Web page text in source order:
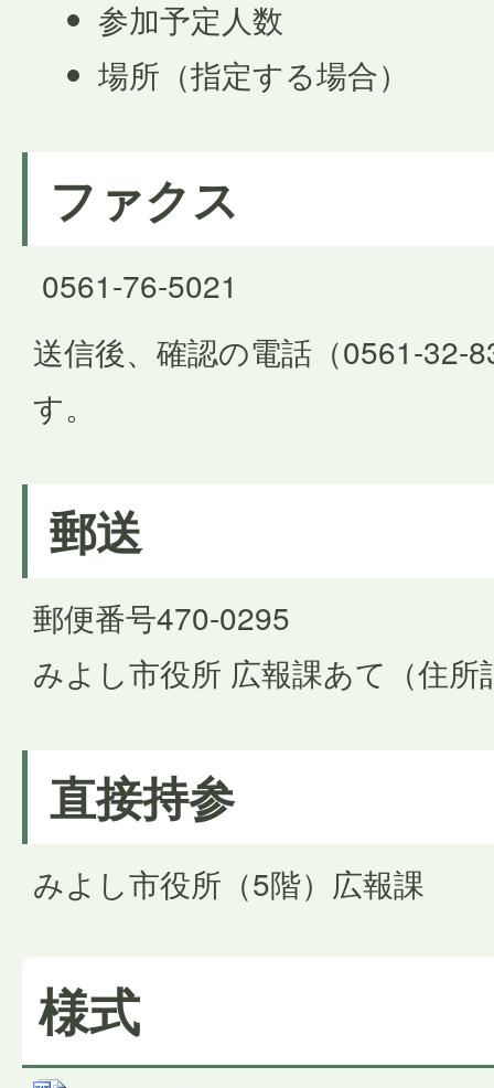
参加予定人数
場所（指定する場合）
ファクス
0561-76-5021
送信後、確認の電話（0561-32-
す。
郵送
郵便番号470-0295
みよし市役所 広報課あて（住所
直接持参
みよし市役所（5階）広報課
様式